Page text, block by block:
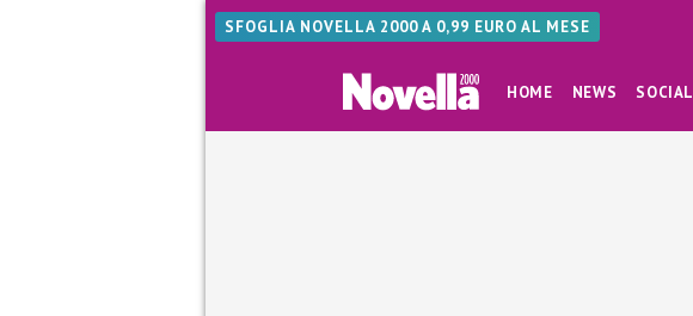
SFOGLIA NOVELLA 2000 A 0,99 EURO AL MESE
HOME NEWS SOCIAL